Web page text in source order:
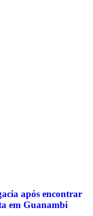
após encontrar
em Guanambi